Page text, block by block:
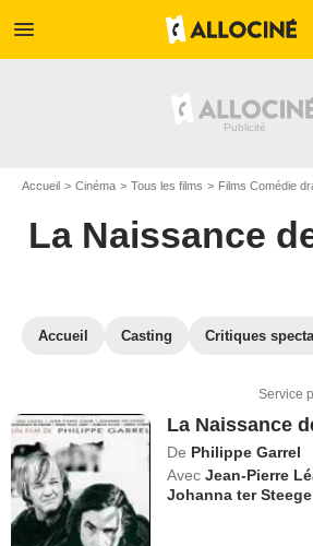
menu
Accueil Cinéma Tous les films Films Comédie
La Naissance
Accueil Casting Critiques
Service
La Naissance
De Philippe Garrel
Avec Jean-Pierre
Johanna ter Steege